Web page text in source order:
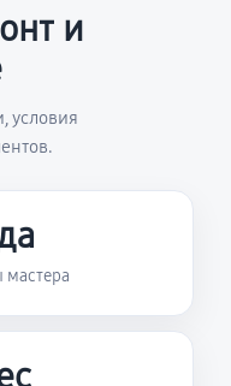
и
условия
мастера